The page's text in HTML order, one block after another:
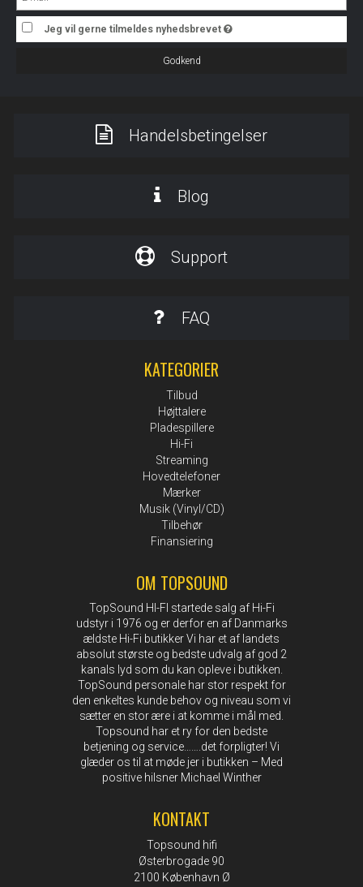
Jeg vil gerne tilmeldes nyhedsbrevet
Godkend
Handelsbetingelser
Blog
Support
FAQ
KATEGORIER
Tilbud
Højttalere
Pladespillere
Hi-Fi
Streaming
Hovedtelefoner
Mærker
Musik (Vinyl/CD)
Tilbehør
Finansiering
OM TOPSOUND
TopSound HI-FI startede salg af Hi-Fi
udstyr i 1976 og er derfor en af Danmarks
ældste Hi-Fi butikker Vi har et af landets
absolut største og bedste udvalg af god 2
kanals lyd som du kan opleve i butikken.
TopSound personale har stor respekt for
den enkeltes kunde behov og niveau som vi
sætter en stor ære i at komme i mål med.
Topsound har et ry for den bedste
betjening og service…….det forpligter! Vi
glæder os til at møde jer i butikken – Med
positive hilsner Michael Winther
KONTAKT
Topsound hifi
Østerbrogade 90
2100 København Ø